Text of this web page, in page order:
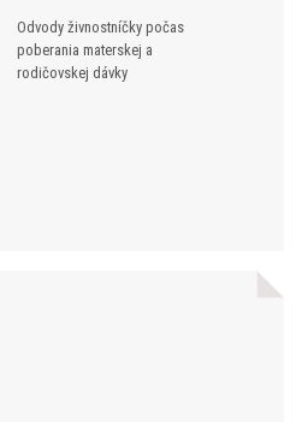
Odvody živnostníčky počas
poberania materskej a
rodičovskej dávky